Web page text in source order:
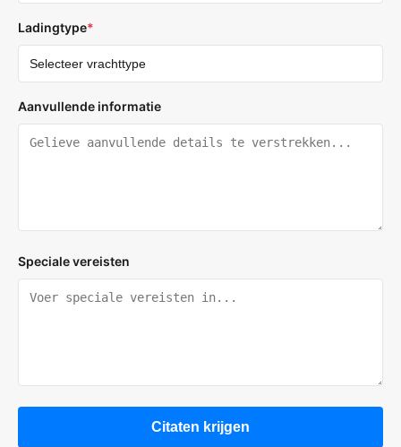
Ladingtype*
Aanvullende informatie
Speciale vereisten
Citaten krijgen